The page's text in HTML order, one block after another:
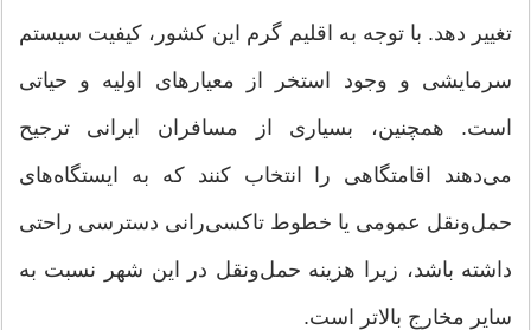
تغییر دهد. با توجه به اقلیم گرم این کشور، کیفیت سیستم
سرمایشی و وجود استخر از معیارهای اولیه و حیاتی
است. همچنین، بسیاری از مسافران ایرانی ترجیح
می‌دهند اقامتگاهی را انتخاب کنند که به ایستگاه‌های
حمل‌ونقل عمومی یا خطوط تاکسی‌رانی دسترسی راحتی
داشته باشد، زیرا هزینه حمل‌ونقل در این شهر نسبت به
سایر مخارج بالاتر است.